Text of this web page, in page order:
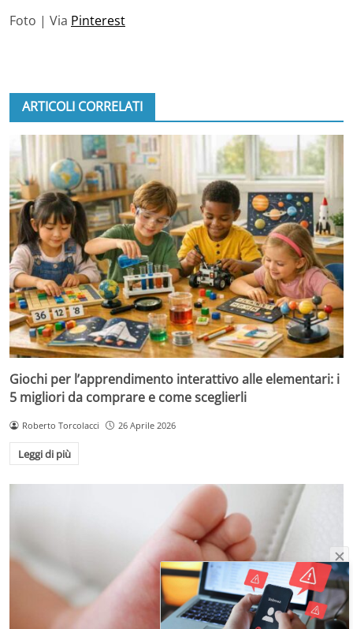
Foto | Via Pinterest
ARTICOLI CORRELATI
Giochi per l’apprendimento interattivo alle elementari: i
5 migliori da comprare e come sceglierli
Roberto Torcolacci 26 Aprile 2026
Leggi di più